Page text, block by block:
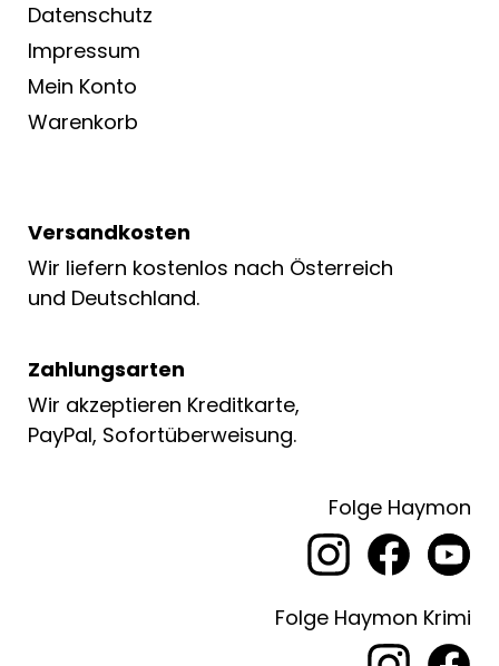
Datenschutz
Impressum
Mein Konto
Warenkorb
Versandkosten
Wir liefern kostenlos nach Österreich
und Deutschland.
Zahlungsarten
Wir akzeptieren Kreditkarte,
PayPal, Sofortüberweisung.
Folge Haymon
Folge Haymon Krimi